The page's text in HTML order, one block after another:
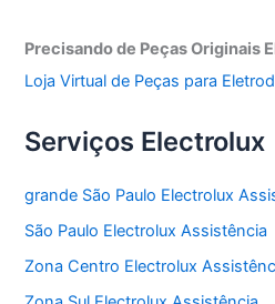
Precisando de Peças Originais
Loja Virtual de Peças para
Serviços Electrolux
grande São Paulo Electrolux
São Paulo Electrolux Assistência
Zona Centro Electrolux